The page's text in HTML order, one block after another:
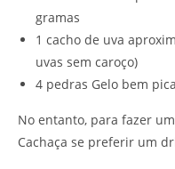
gramas
1 cacho de uva
uvas sem caroço)
4 pedras Gelo bem
No entanto, para fazer
Cachaça se preferir um